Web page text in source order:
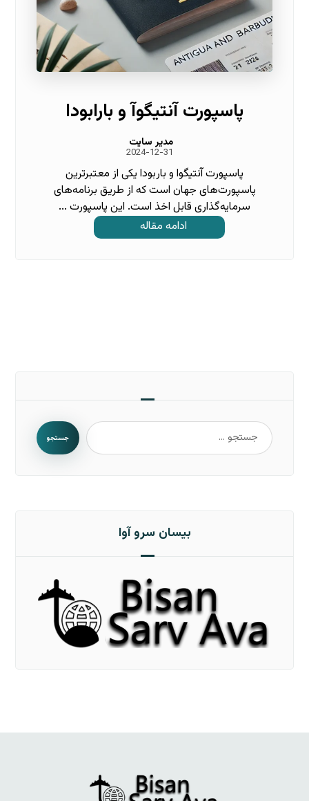
پاسپورت آنتیگوآ و بارابودا
مدیر سایت
2024-12-31
پاسپورت آنتیگوا و باربودا یکی از معتبرترین
پاسپورت‌های جهان است که از طریق برنامه‌های
سرمایه‌گذاری قابل اخذ است. این پاسپورت ...
ادامه مقاله
جستجو
بیسان سرو آوا